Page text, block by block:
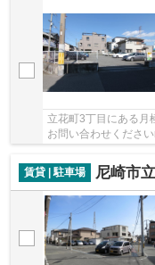
立花町3丁目にある月
お問い合わせくださ
賃貸 | 駐車場 尼崎市